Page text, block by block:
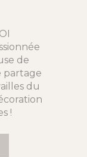
de
partage
du
!